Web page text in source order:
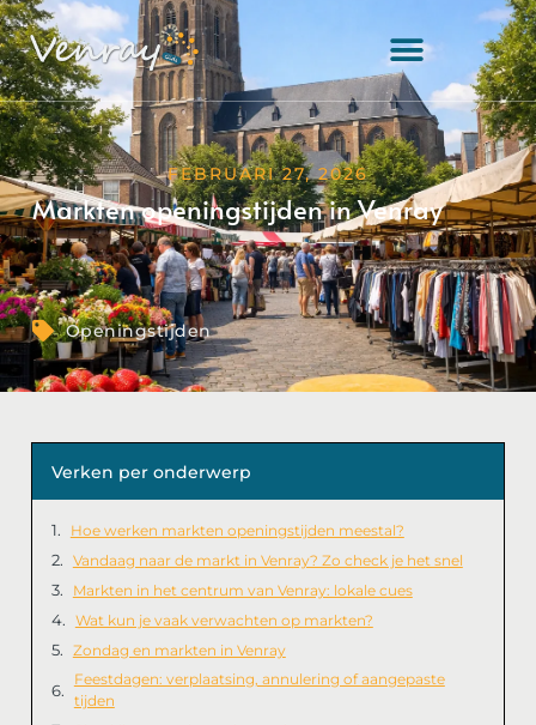
FEBRUARI 27, 2026
Markten openingstijden in Venray
Openingstijden
Verken per onderwerp
Hoe werken markten openingstijden meestal?
Vandaag naar de markt in Venray? Zo check je het snel
Markten in het centrum van Venray: lokale cues
Wat kun je vaak verwachten op markten?
Zondag en markten in Venray
Feestdagen: verplaatsing, annulering of aangepaste
tijden